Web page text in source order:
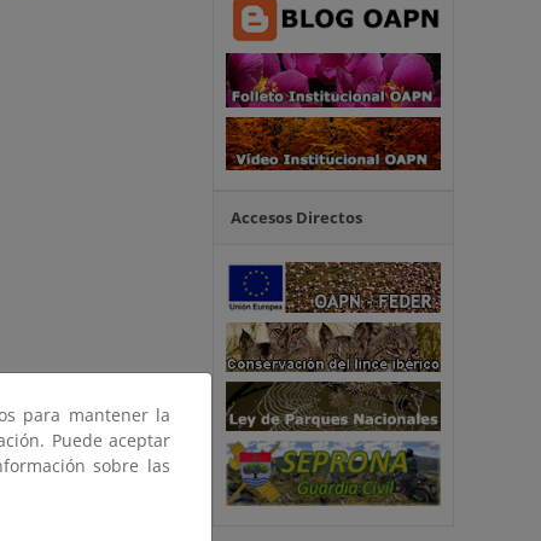
Accesos Directos
para mantener la
Puede aceptar
sobre las